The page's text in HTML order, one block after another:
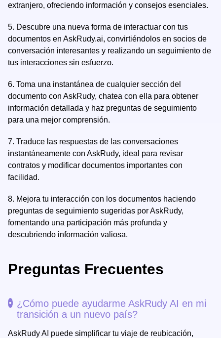
extranjero, ofreciendo información y consejos esenciales.
5. Descubre una nueva forma de interactuar con tus
documentos en AskRudy.ai, convirtiéndolos en socios de
conversación interesantes y realizando un seguimiento de
tus interacciones sin esfuerzo.
6. Toma una instantánea de cualquier sección del
documento con AskRudy, chatea con ella para obtener
información detallada y haz preguntas de seguimiento
para una mejor comprensión.
7. Traduce las respuestas de las conversaciones
instantáneamente con AskRudy, ideal para revisar
contratos y modificar documentos importantes con
facilidad.
8. Mejora tu interacción con los documentos haciendo
preguntas de seguimiento sugeridas por AskRudy,
fomentando una participación más profunda y
descubriendo información valiosa.
Preguntas Frecuentes
¿Cómo puede ayudarme AskRudy AI en mi
transición a un nuevo país?
AskRudy AI puede simplificar tu viaje de reubicación,